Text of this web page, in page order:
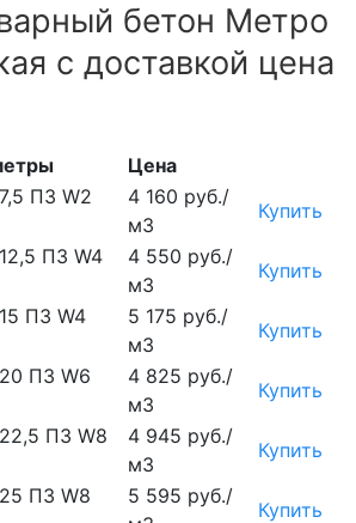
бетон Метро
с доставкой цена
Цена
П3 W2
4 160 руб./
м3
Купить
П3 W4
4 550 руб./
м3
Купить
П3 W4
5 175 руб./
м3
Купить
П3 W6
4 825 руб./
м3
Купить
П3 W8
4 945 руб./
м3
Купить
П3 W8
5 595 руб./
Купить